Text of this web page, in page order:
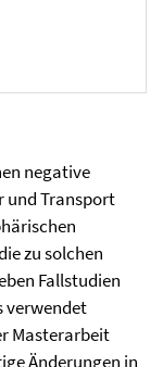
negative
und Transport
zu solchen
Fallstudien
verwendet
Masterarbeit
Änderungen in